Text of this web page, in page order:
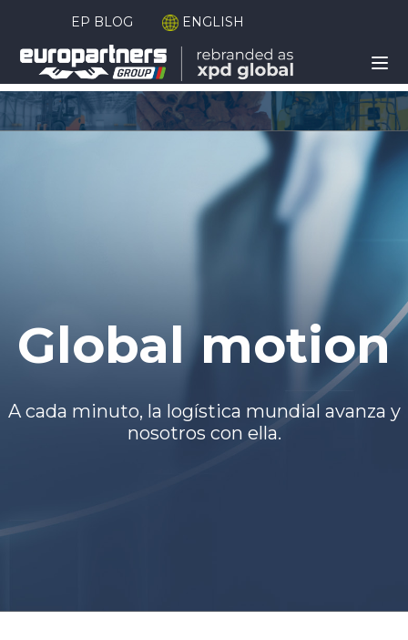
EP BLOG ENGLISH
Global motion
A cada minuto, la logística mundial avanza y
nosotros con ella.